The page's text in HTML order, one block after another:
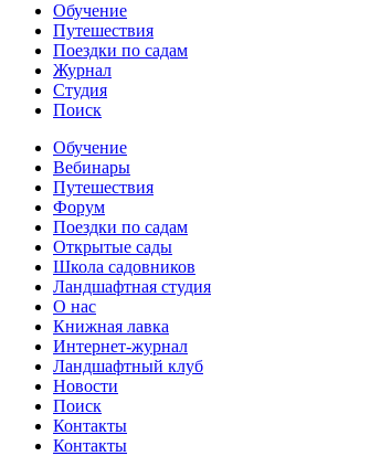
Обучение
Путешествия
Поездки по садам
Журнал
Студия
Поиск
Обучение
Вебинары
Путешествия
Форум
Поездки по садам
Открытые сады
Школа садовников
Ландшафтная студия
О нас
Книжная лавка
Интернет-журнал
Ландшафтный клуб
Новости
Поиск
Контакты
Контакты